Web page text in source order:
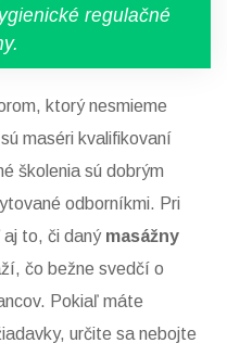
regulačné
ktorý nesmieme
maséri kvalifikovaní
školenia sú dobrým
odborníkmi. Pri
aj to, či daný masážny
čo bežne svedčí o
Pokiaľ máte
určite sa nebojte